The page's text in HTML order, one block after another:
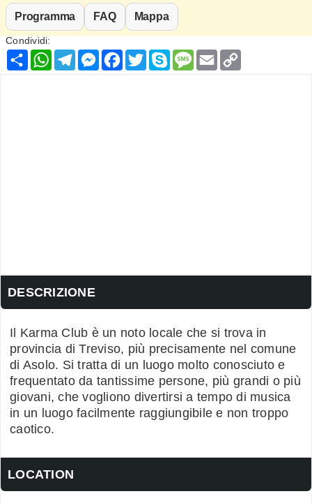
Programma FAQ Mappa
Condividi:
Condividi
WhatsApp
Telegram
Messenger
Facebook
TwitterSkypeMessage
Email
DESCRIZIONE
Il Karma Club è un noto locale che si trova in
provincia di Treviso, più precisamente nel comune
di Asolo. Si tratta di un luogo molto conosciuto e
frequentato da tantissime persone, più grandi o più
giovani, che vogliono divertirsi a tempo di musica
in un luogo facilmente raggiungibile e non troppo
caotico.
LOCATION